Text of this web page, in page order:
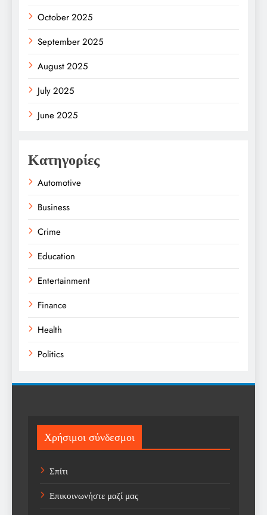
October 2025
September 2025
August 2025
July 2025
June 2025
Κατηγορίες
Automotive
Business
Crime
Education
Entertainment
Finance
Health
Politics
Sport
Sports
Technology
Trending
Χρήσιμοι σύνδεσμοι
Σπίτι
Επικοινωνήστε μαζί μας